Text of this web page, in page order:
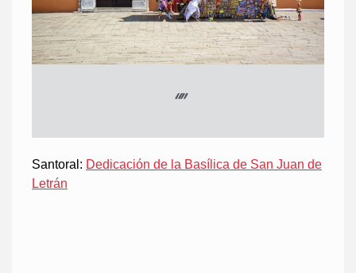
“”
Santoral: Dedicación de la Basílica de San Juan de
Letrán